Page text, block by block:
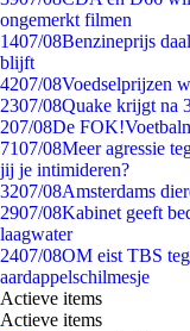
ongemerkt filmen
1407/08Benzineprijs
blijft
4207/08Voedselprijzen
2307/08Quake krijgt na
207/08De
7107/08Meer agressie
jij je intimideren?
3207/08Amsterdams
2907/08Kabinet geeft
laagwater
2407/08OM eist TBS
aardappelschilmesje
Actieve items
Actieve items